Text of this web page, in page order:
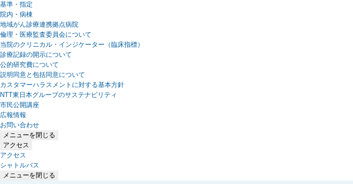
基準・指定
院内・病棟
地域がん診療連携拠点病院
倫理・医療監査委員会について
当院のクリニカル・インジケーター（臨床指標）
診療記録の開示について
公的研究費について
説明同意と包括同意について
カスタマーハラスメントに対する基本方針
NTT東日本グループのサステナビリティ
（新しいタブで開きます）
市民公開講座
広報情報
お問い合わせ
メニューを閉じる
アクセス
アクセス
シャトルバス
メニューを閉じる